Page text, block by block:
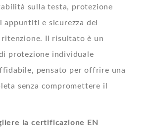
sulla testa, protezione
appuntiti e sicurezza del
Il risultato è un
protezione individuale
pensato per offrire una
senza compromettere il
la certificazione EN